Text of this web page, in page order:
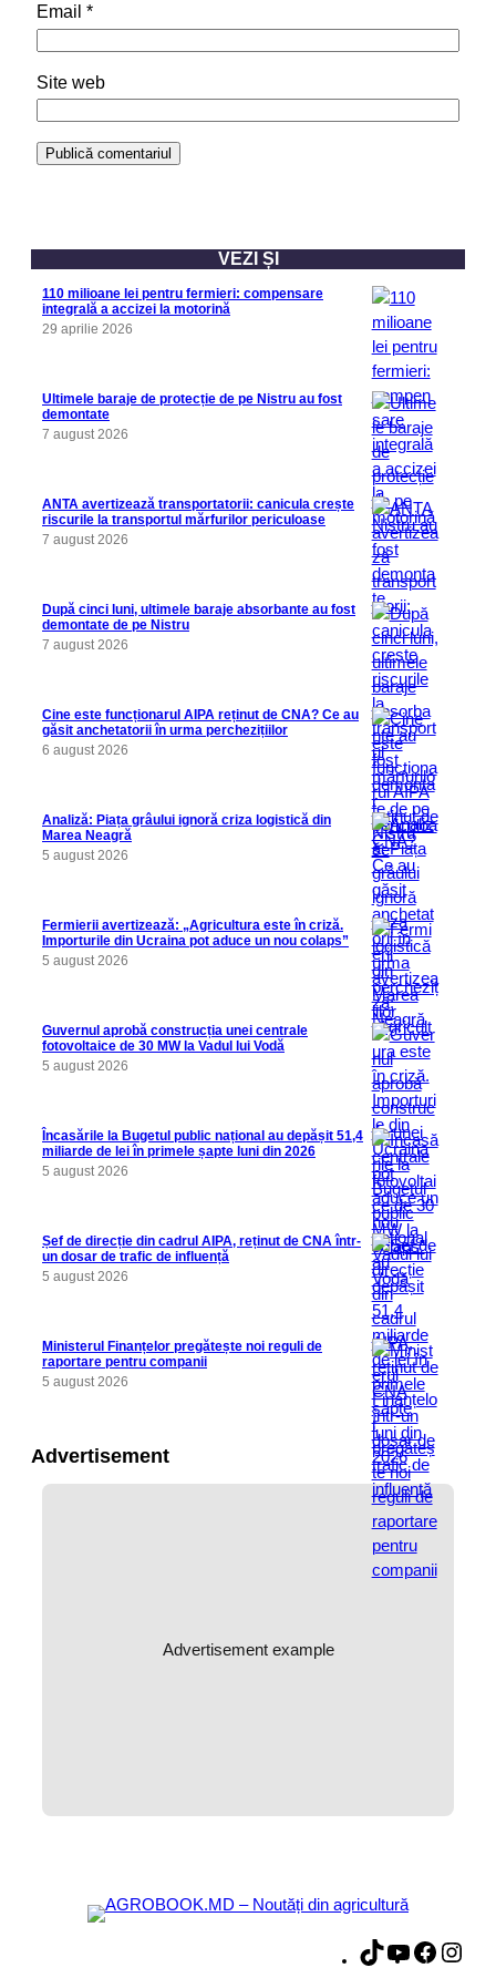
Email *
Site web
VEZI ȘI
110 milioane lei pentru fermieri: compensare
integrală a accizei la motorină
29 aprilie 2026
Ultimele baraje de protecție de pe Nistru au fost
demontate
7 august 2026
ANTA avertizează transportatorii: canicula crește
riscurile la transportul mărfurilor periculoase
7 august 2026
După cinci luni, ultimele baraje absorbante au fost
demontate de pe Nistru
7 august 2026
Cine este funcționarul AIPA reținut de CNA? Ce au
găsit anchetatorii în urma perchezițiilor
6 august 2026
Analiză: Piața grâului ignoră criza logistică din
Marea Neagră
5 august 2026
Fermierii avertizează: „Agricultura este în criză.
Importurile din Ucraina pot aduce un nou colaps”
5 august 2026
Guvernul aprobă construcția unei centrale
fotovoltaice de 30 MW la Vadul lui Vodă
5 august 2026
Încasările la Bugetul public național au depășit 51,4
miliarde de lei în primele șapte luni din 2026
5 august 2026
Șef de direcție din cadrul AIPA, reținut de CNA într-
un dosar de trafic de influență
5 august 2026
Ministerul Finanțelor pregătește noi reguli de
raportare pentru companii
5 august 2026
Advertisement
Advertisement example
T
Y
F